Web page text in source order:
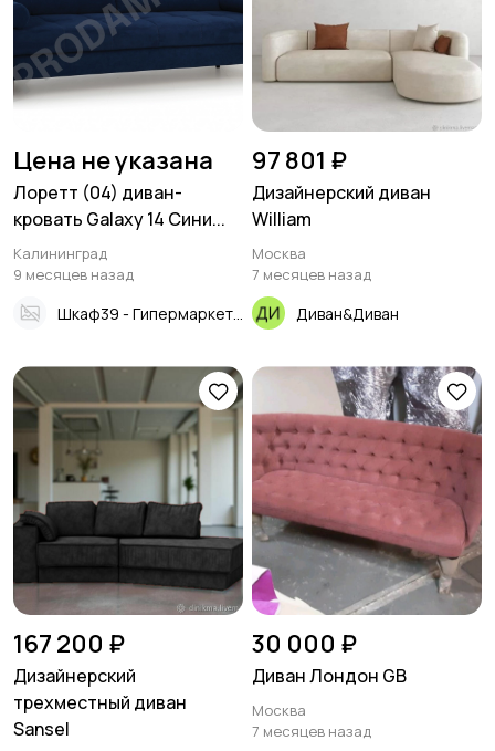
Цена не указана
Лоретт (04) диван-
кровать Galaxy 14 Сини...
Калининград
9 месяцев назад
97 801 ₽
Дизайнерский диван
William
Москва
7 месяцев назад
Диван&Диван
167 200 ₽
Дизайнерский
трехместный диван
Sansel
30 000 ₽
Диван Лондон GB
Москва
7 месяцев назад